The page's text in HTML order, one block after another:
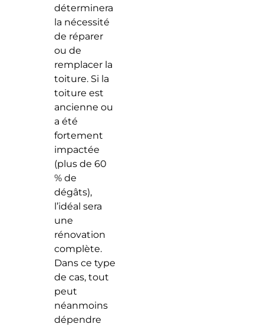
déterminera
la nécessité
de réparer
ou de
remplacer la
toiture. Si la
toiture est
ancienne ou
a été
fortement
impactée
(plus de 60
% de
dégâts),
l’idéal sera
une
rénovation
complète.
Dans ce type
de cas, tout
peut
néanmoins
dépendre